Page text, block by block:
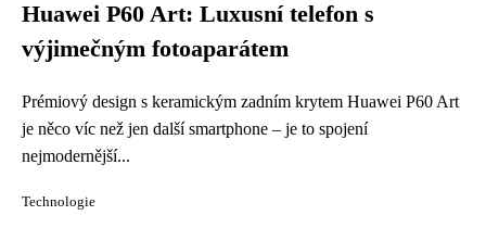
Huawei P60 Art: Luxusní telefon s
výjimečným fotoaparátem
Prémiový design s keramickým zadním krytem Huawei P60 Art
je něco víc než jen další smartphone – je to spojení
nejmodernější...
Technologie